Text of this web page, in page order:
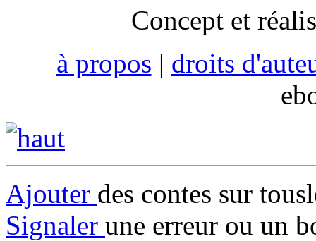
Concept et
à propos | droits
Ajouter des contes sur
Signaler une erreur ou un